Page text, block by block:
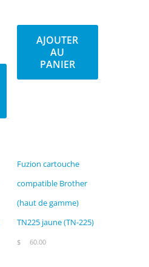
AJOUTER
AU
PANIER
Fuzion cartouche
compatible Brother
(haut de gamme)
TN225 jaune (TN-225)
$ 60.00